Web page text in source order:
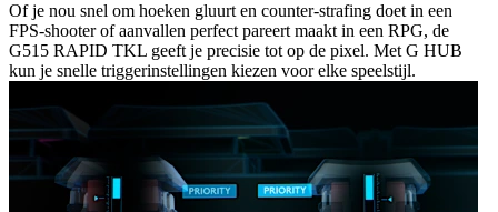
Of je nou snel om hoeken gluurt en counter-strafing doet in een
FPS-shooter of aanvallen perfect pareert maakt in een RPG, de
G515 RAPID TKL geeft je precisie tot op de pixel. Met G HUB
kun je snelle triggerinstellingen kiezen voor elke speelstijl.